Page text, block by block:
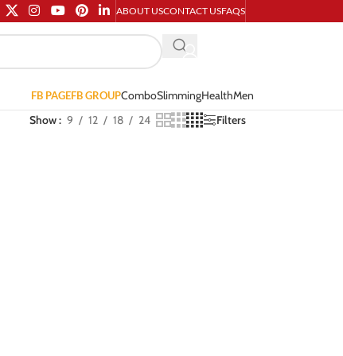
ABOUT USCONTACT USFAQS
FB PAGEFB GROUPComboSlimmingHealthMen
Show 9 12 18 24 Filters